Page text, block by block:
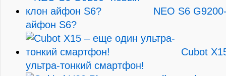
NEO S6
айфон S6?
Cubot
ультра-тонкий смартфон!